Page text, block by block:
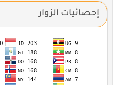
إحصائيات الزوار